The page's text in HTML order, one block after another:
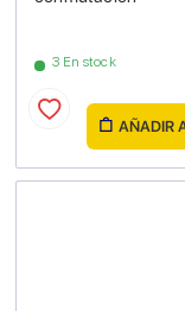
3 En stock
AÑADIR